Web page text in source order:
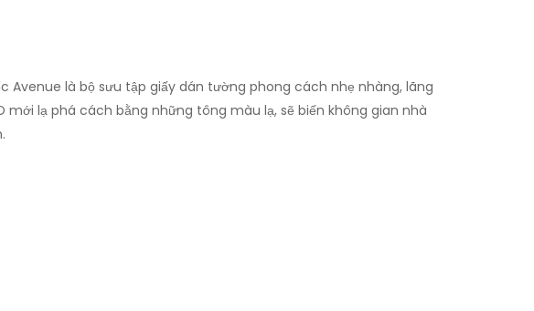
Avenue là bộ sưu tập giấy dán tường phong cách nhẹ nhàng, lãng
mới lạ phá cách bằng những tông màu lạ, sẽ biến không gian nhà